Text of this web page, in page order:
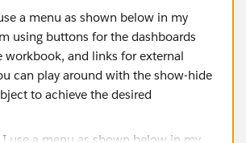
a menu as shown below in my
using buttons for the dashboards
workbook, and links for external
can play around with the show-hide
to achieve the desired